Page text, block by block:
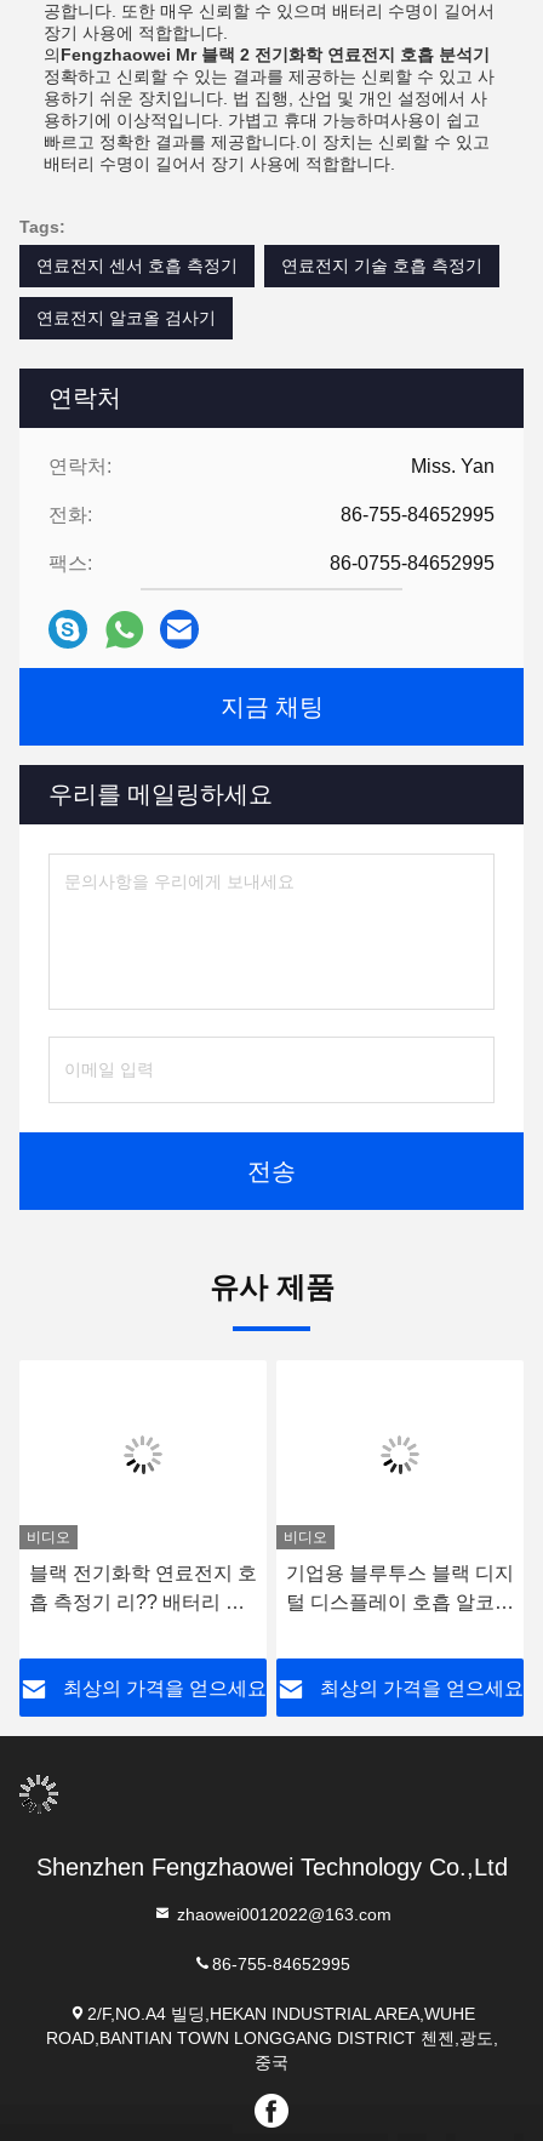
연락처
연락처: Miss. Yan
전화: 86-755-84652995
팩스: 86-0755-84652995
지금 채팅
우리를 메일링하세요
전송
공합니다. 또한 매우 신뢰할 수 있으며 배터리 수명이 길어서
장기 사용에 적합합니다.
의Fengzhaowei Mr 블랙 2 전기화학 연료전지 호흡 분석기
정확하고 신뢰할 수 있는 결과를 제공하는 신뢰할 수 있고 사
용하기 쉬운 장치입니다. 법 집행, 산업 및 개인 설정에서 사
용하기에 이상적입니다. 가볍고 휴대 가능하며사용이 쉽고
빠르고 정확한 결과를 제공합니다.이 장치는 신뢰할 수 있고
배터리 수명이 길어서 장기 사용에 적합합니다.
Tags:
연료전지 센서 호흡 측정기
연료전지 기술 호흡 측정기
연료전지 알코올 검사기
유사 제품
비디오
블랙 전기화학 연료전지 호
흡 측정기 리?? 배터리 소
최상의 가격을 얻으세요
비디오
기업용 블루투스 블랙 디지
털 디스플레이 호흡 알코올
최상의 가격을 얻으세요
Shenzhen Fengzhaowei Technology Co.,Ltd
zhaowei0012022@163.com
86-755-84652995
2/F,NO.A4 빌딩,HEKAN INDUSTRIAL AREA,WUHE
ROAD,BANTIAN TOWN LONGGANG DISTRICT 첸젠,광도,
중국